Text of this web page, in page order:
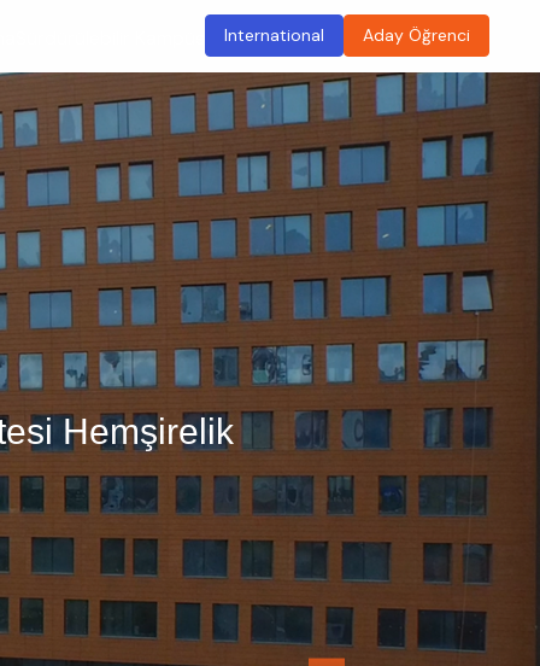
International Aday Öğrenci
Hemşirelik